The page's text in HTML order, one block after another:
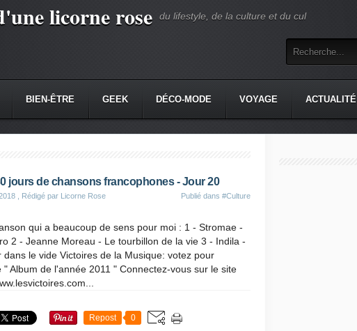
licorne rose du lifestyle, de la culture et du cul
BIEN-ÊTRE GEEK DÉCO-MODE VOYAGE ACTUALITÉ
jours de chansons francophones - Jour 20
, Rédigé par Licorne Rose Publié dans #Culture
qui a beaucoup de sens pour moi : 1 - Stromae -
2 - Jeanne Moreau - Le tourbillon de la vie 3 - Indila -
dans le vide Victoires de la Musique: votez pour
" Album de l'année 2011 " Connectez-vous sur le site
Repost 0